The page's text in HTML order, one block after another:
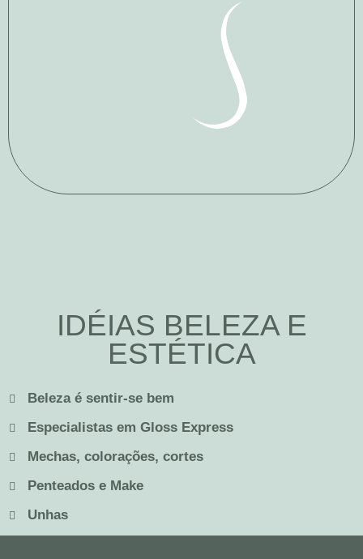
IDÉIAS BELEZA E
ESTÉTICA
Beleza é sentir-se bem
Especialistas em Gloss Express
Mechas, colorações, cortes
Penteados e Make
Unhas